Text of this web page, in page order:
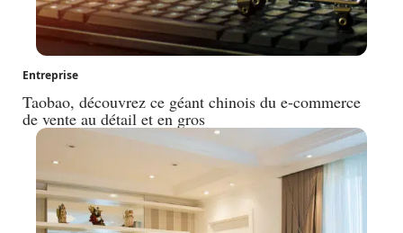
Entreprise
Taobao, découvrez ce géant chinois du e-commerce
de vente au détail et en gros